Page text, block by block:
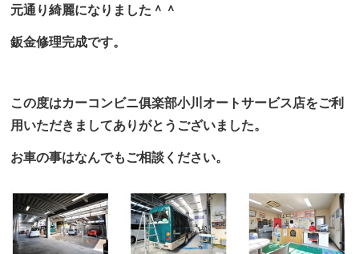
元通り綺麗になりました＾＾
鈑金修理完成です。
この度はカーコンビニ俱楽部小川オートサービス店をご利
用いただきましてありがとうございました。
お車の事はなんでもご相談ください。